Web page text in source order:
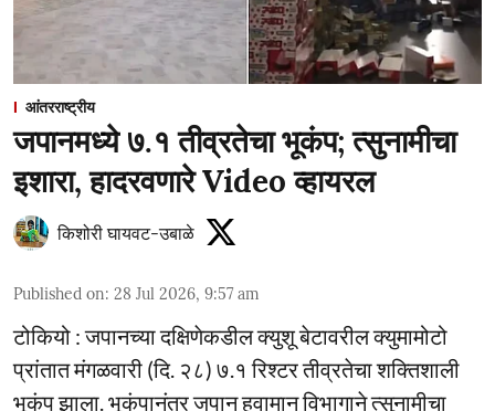
आंतरराष्ट्रीय
जपानमध्ये ७.१ तीव्रतेचा भूकंप; त्सुनामीचा
इशारा, हादरवणारे Video व्हायरल
किशोरी घायवट-उबाळे
Published on: 28 Jul 2026, 9:57 am
टोकियो : जपानच्या दक्षिणेकडील क्युशू बेटावरील क्युमामोटो
प्रांतात मंगळवारी (दि. २८) ७.१ रिश्टर तीव्रतेचा शक्तिशाली
भूकंप झाला. भूकंपानंतर जपान हवामान विभागाने त्सुनामीचा